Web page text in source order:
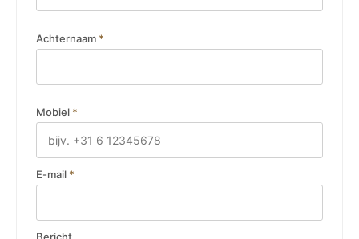
Achternaam *
Mobiel *
E-mail *